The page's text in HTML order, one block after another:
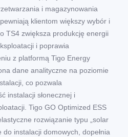
i magazynowania
klientom większy wybór i
TS4 zwiększa produkcję energii
i poprawia
z platformą Tigo Energy
dane analityczne na poziomie
co pozwala
instalacji słonecznej i
Tigo GO Optimized ESS
rozwiązanie typu „solar
instalacji domowych, dopełnia